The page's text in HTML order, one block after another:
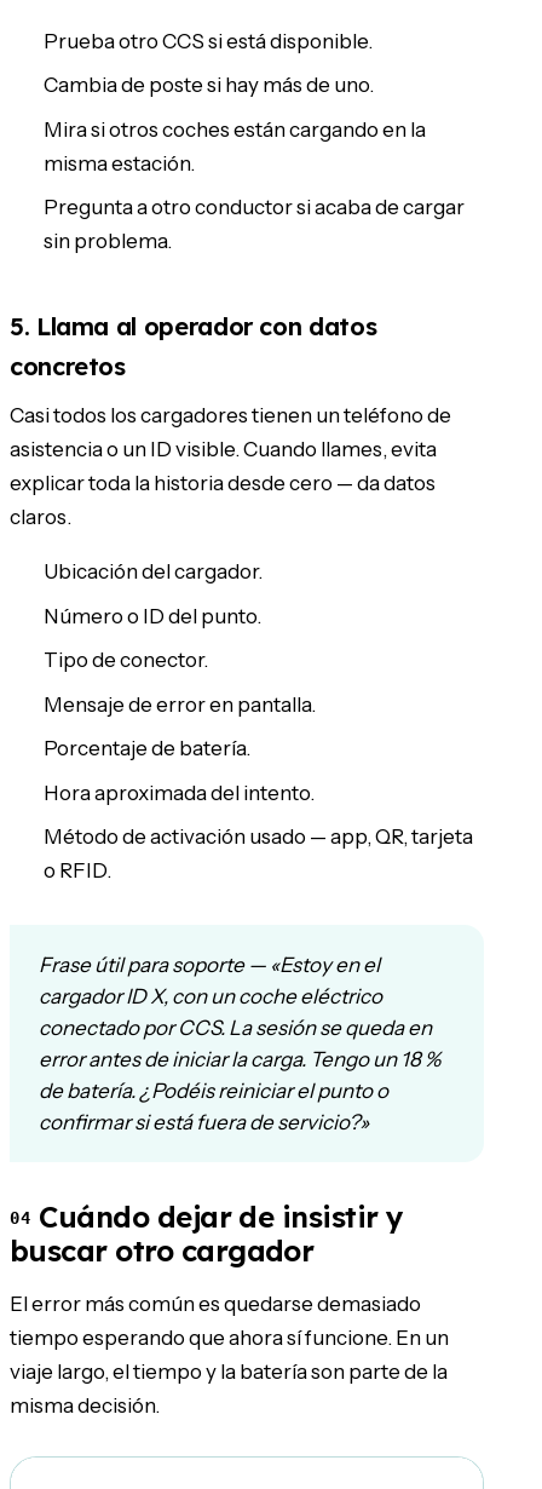
Prueba otro CCS si está disponible.
Cambia de poste si hay más de uno.
Mira si otros coches están cargando en la
misma estación.
Pregunta a otro conductor si acaba de cargar
sin problema.
5. Llama al operador con datos
concretos
Casi todos los cargadores tienen un teléfono de
asistencia o un ID visible. Cuando llames, evita
explicar toda la historia desde cero — da datos
claros.
Ubicación del cargador.
Número o ID del punto.
Tipo de conector.
Mensaje de error en pantalla.
Porcentaje de batería.
Hora aproximada del intento.
Método de activación usado — app, QR, tarjeta
o RFID.
Frase útil para soporte — «Estoy en el
cargador ID X, con un coche eléctrico
conectado por CCS. La sesión se queda en
error antes de iniciar la carga. Tengo un 18 %
de batería. ¿Podéis reiniciar el punto o
confirmar si está fuera de servicio?»
04 Cuándo dejar de insistir y
buscar otro cargador
El error más común es quedarse demasiado
tiempo esperando que ahora sí funcione. En un
viaje largo, el tiempo y la batería son parte de la
misma decisión.